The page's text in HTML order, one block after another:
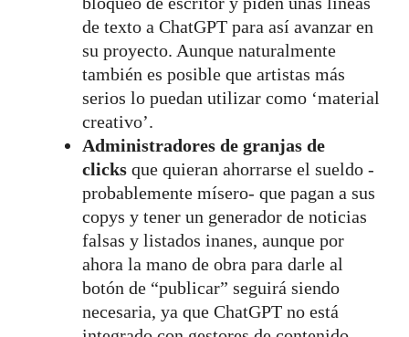
de texto a ChatGPT para así avanzar en
su proyecto. Aunque naturalmente
también es posible que artistas más
serios lo puedan utilizar como ‘material
creativo’.
Administradores de granjas de
clicks que quieran ahorrarse el sueldo -
probablemente mísero- que pagan a sus
copys y tener un generador de noticias
falsas y listados inanes, aunque por
ahora la mano de obra para darle al
botón de “publicar” seguirá siendo
necesaria, ya que ChatGPT no está